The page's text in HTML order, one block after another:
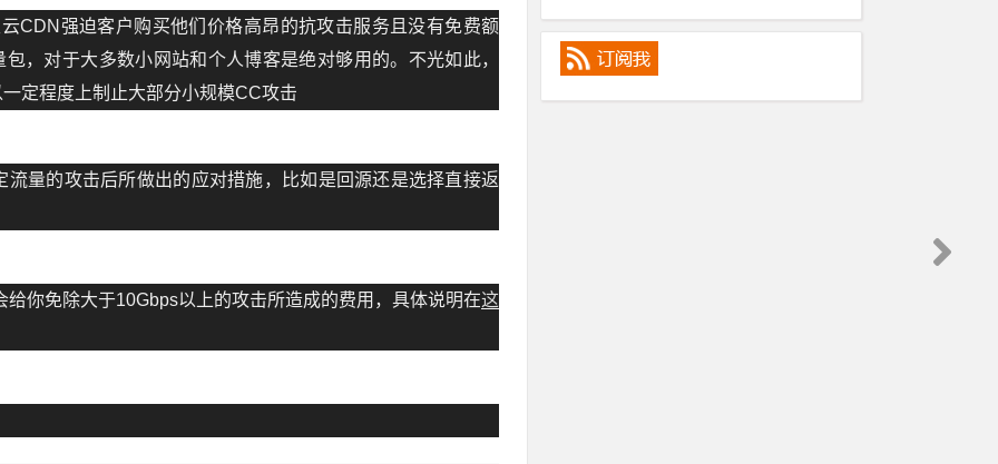
CDN强迫客户购买他们价格高昂的抗攻击服务且没有免费额
，对于大多数小网站和个人博客是绝对够用的。不光如此，
定程度上制止大部分小规模CC攻击
量的攻击后所做出的应对措施，比如是回源还是选择直接返
你免除大于10Gbps以上的攻击所造成的费用，具体说明在这